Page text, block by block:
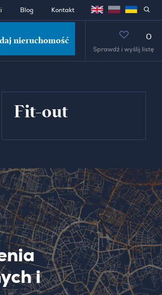
Blog Kontakt
nieruchomość 0
Sprawdź i wyślij listę
Fit-out
i